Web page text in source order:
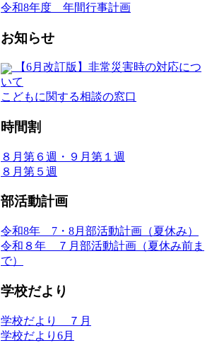
令和8年度 年間行事計画
お知らせ
【6月改訂版】非常災害時の対応につ
いて
こどもに関する相談の窓口
時間割
８月第６週・９月第１週
８月第５週
部活動計画
令和8年 7・8月部活動計画（夏休み）
令和８年 ７月部活動計画（夏休み前ま
で）
学校だより
学校だより ７月
学校だより6月